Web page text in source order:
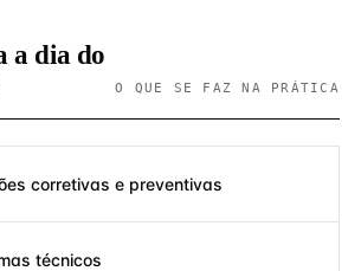
a dia do
O QUE SE FAZ NA PRÁTICA
corretivas e preventivas
técnicos